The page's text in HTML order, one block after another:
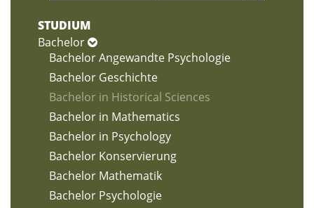
STUDIUM
Bachelor
Bachelor Angewandte Psychologie
Bachelor Geschichte
Bachelor in Historical Sciences
Bachelor in Mathematics
Bachelor in Psychology
Bachelor Konservierung
Bachelor Mathematik
Bachelor Psychologie